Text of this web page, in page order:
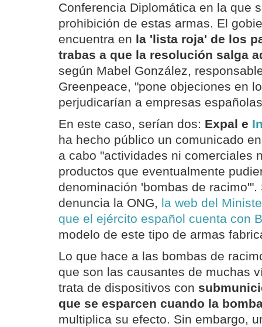
Conferencia Diplomática en la que
prohibición de estas armas. El
encuentra en la 'lista roja' de los
trabas a que la resolución salga
según Mabel González,
Greenpeace, "pone objeciones en
perjudicarían a empresas
En este caso, serían dos: Expal e
ha hecho público un comunicado
a cabo "actividades ni comerciales
productos que eventualmente
denominación 'bombas de
denuncia la ONG, la web del
que el ejército español cuenta con
modelo de este tipo de armas
Lo que hace a las bombas de
que son las causantes de muchas
trata de dispositivos con
que se esparcen cuando la
multiplica su efecto. Sin embargo,